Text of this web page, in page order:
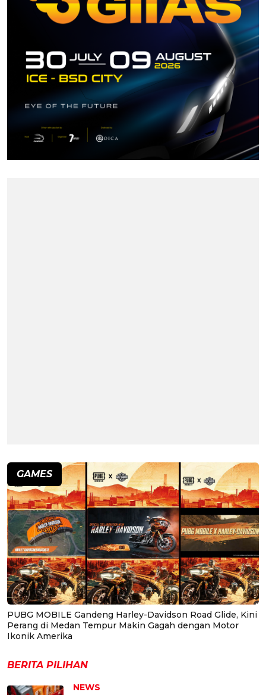
GAMES
PUBG MOBILE Gandeng Harley-Davidson Road Glide, Kini
Perang di Medan Tempur Makin Gagah dengan Motor
Ikonik Amerika
BERITA PILIHAN
NEWS